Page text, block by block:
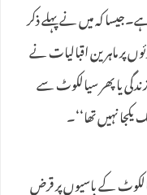
کہ میں نے پہلے ذکر
پر ماہرین اقبالیات نے
یا پھر سیالکوٹ سے
نہیں تھا‘‘۔